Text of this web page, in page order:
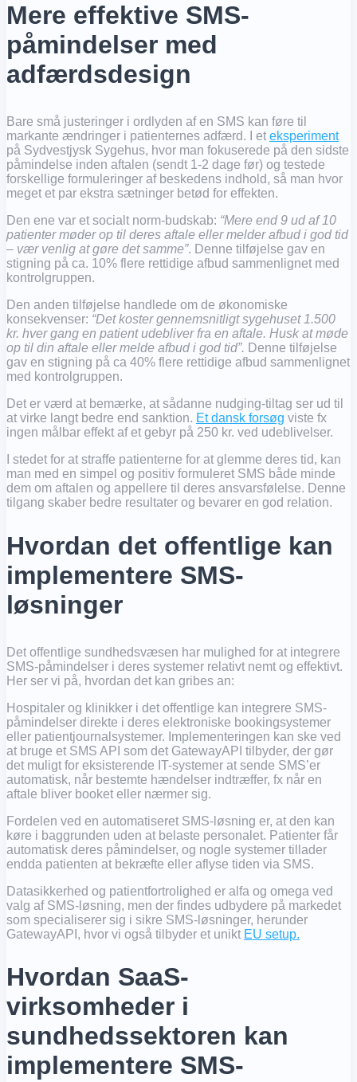
Mere effektive SMS-
påmindelser med
adfærdsdesign
Bare små justeringer i ordlyden af en SMS kan føre til
markante ændringer i patienternes adfærd. I et eksperiment
på Sydvestjysk Sygehus, hvor man fokuserede på den sidste
påmindelse inden aftalen (sendt 1-2 dage før) og testede
forskellige formuleringer af beskedens indhold, så man hvor
meget et par ekstra sætninger betød for effekten.
Den ene var et socialt norm-budskab: “Mere end 9 ud af 10
patienter møder op til deres aftale eller melder afbud i god tid
– vær venlig at gøre det samme”. Denne tilføjelse gav en
stigning på ca. 10% flere rettidige afbud sammenlignet med
kontrolgruppen.
Den anden tilføjelse handlede om de økonomiske
konsekvenser: “Det koster gennemsnitligt sygehuset 1.500
kr. hver gang en patient udebliver fra en aftale. Husk at møde
op til din aftale eller melde afbud i god tid”. Denne tilføjelse
gav en stigning på ca 40% flere rettidige afbud sammenlignet
med kontrolgruppen.
Det er værd at bemærke, at sådanne nudging-tiltag ser ud til
at virke langt bedre end sanktion. Et dansk forsøg viste fx
ingen målbar effekt af et gebyr på 250 kr. ved udeblivelser.
I stedet for at straffe patienterne for at glemme deres tid, kan
man med en simpel og positiv formuleret SMS både minde
dem om aftalen og appellere til deres ansvarsfølelse. Denne
tilgang skaber bedre resultater og bevarer en god relation.
Hvordan det offentlige kan
implementere SMS-
løsninger
Det offentlige sundhedsvæsen har mulighed for at integrere
SMS-påmindelser i deres systemer relativt nemt og effektivt.
Her ser vi på, hvordan det kan gribes an:
Hospitaler og klinikker i det offentlige kan integrere SMS-
påmindelser direkte i deres elektroniske bookingsystemer
eller patientjournalsystemer. Implementeringen kan ske ved
at bruge et SMS API som det GatewayAPI tilbyder, der gør
det muligt for eksisterende IT-systemer at sende SMS’er
automatisk, når bestemte hændelser indtræffer, fx når en
aftale bliver booket eller nærmer sig.
Fordelen ved en automatiseret SMS-løsning er, at den kan
køre i baggrunden uden at belaste personalet. Patienter får
automatisk deres påmindelser, og nogle systemer tillader
endda patienten at bekræfte eller aflyse tiden via SMS.
Datasikkerhed og patientfortrolighed er alfa og omega ved
valg af SMS-løsning, men der findes udbydere på markedet
som specialiserer sig i sikre SMS-løsninger, herunder
GatewayAPI, hvor vi også tilbyder et unikt EU setup.
Hvordan SaaS-
virksomheder i
sundhedssektoren kan
implementere SMS-